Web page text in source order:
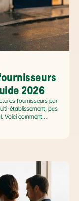
2026
fournisseurs par
établissement, pas
Voici comment
le levier BFR